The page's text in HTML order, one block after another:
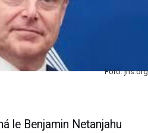
Fotó: jns.org
le Benjamin Netanjahu